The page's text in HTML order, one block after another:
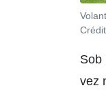
Sob
vez